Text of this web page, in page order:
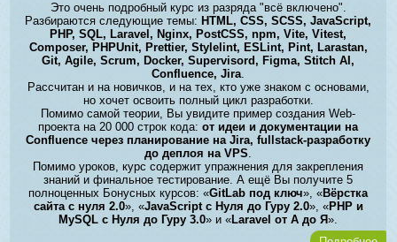
Это очень подробный курс из разряда "всё включено".
Разбираются следующие темы: HTML, CSS, SCSS, JavaScript,
PHP, SQL, Laravel, Nginx, PostCSS, npm, Vite, Vitest,
Composer, PHPUnit, Prettier, Stylelint, ESLint, Pint, Larastan,
Git, Agile, Scrum, Docker, Supervisord, Figma, Stitch AI,
Confluence, Jira.
Рассчитан и на новичков, и на тех, кто уже знаком с основами,
но хочет освоить полный цикл разработки.
Помимо самой теории, Вы увидите пример создания Web-
проекта на 20 000 строк кода:от идеи и документации на
Confluence через планирование на Jira, fullstack-разработку
до деплоя на VPS.
Помимо уроков, курс содержит упражнения для закрепления
знаний и финальное тестирование. А ещё Вы получите 5
полноценных Бонусных курсов: «GitLab под ключ», «Вёрстка
сайта с нуля 2.0», «JavaScript с Нуля до Гуру 2.0», «PHP и
MySQL с Нуля до Гуру 3.0» и «Laravel от А до Я».